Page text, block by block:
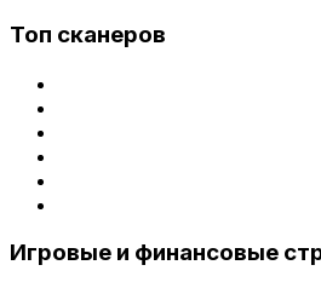
Топ сканеров
Игровые и финансовые